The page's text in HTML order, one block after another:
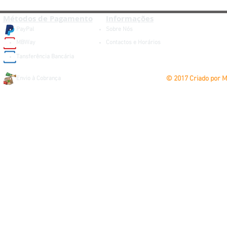
Métodos de Pagamento
PayPal
MBWay
Tansferência Bancária
Envio à Cobrança
Informações
Sobre Nós
Contactos e Horários
© 2017 Criado por